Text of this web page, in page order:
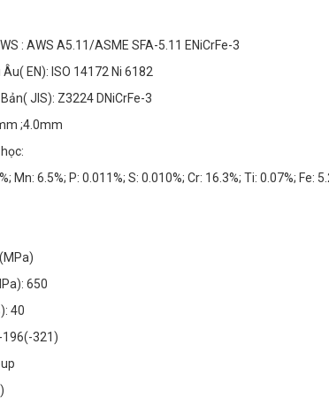
: AWS A5.11/ASME SFA-5.11 ENiCrFe-3
EN): ISO 14172 Ni 6182
JIS): Z3224 DNiCrFe-3
;4.0mm
Mn: 6.5%; P: 0.011%; S: 0.010%; Cr: 16.3%; Ti: 0.07%; Fe:
650
40
196(-321)